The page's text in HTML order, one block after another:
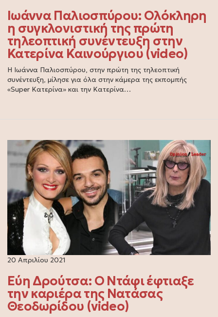
Ιωάννα Παλιοσπύρου: Ολόκληρη
η συγκλονιστική της πρώτη
τηλεοπτική συνέντευξη στην
Κατερίνα Καινούργιου (video)
Η Ιωάννα Παλιοσπύρου, στην πρώτη της τηλεοπτική
συνέντευξη, μίλησε για όλα στην κάμερα της εκπομπής
«Super Κατερίνα» και την Κατερίνα…
20 Απριλίου 2021
Εύη Δρούτσα: Ο Ντάφι έφτιαξε
την καριέρα της Νατάσας
Θεοδωρίδου (video)